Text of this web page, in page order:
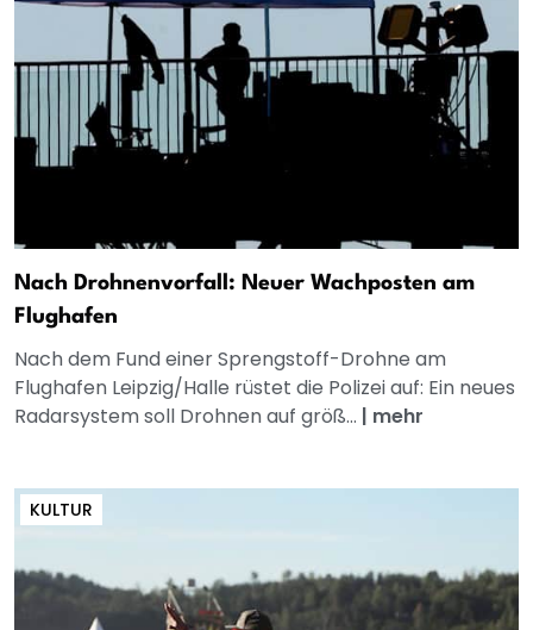
Nach Drohnenvorfall: Neuer Wachposten am
Flughafen
Nach dem Fund einer Sprengstoff-Drohne am
Flughafen Leipzig/Halle rüstet die Polizei auf: Ein neues
Radarsystem soll Drohnen auf größ... | mehr
KULTUR